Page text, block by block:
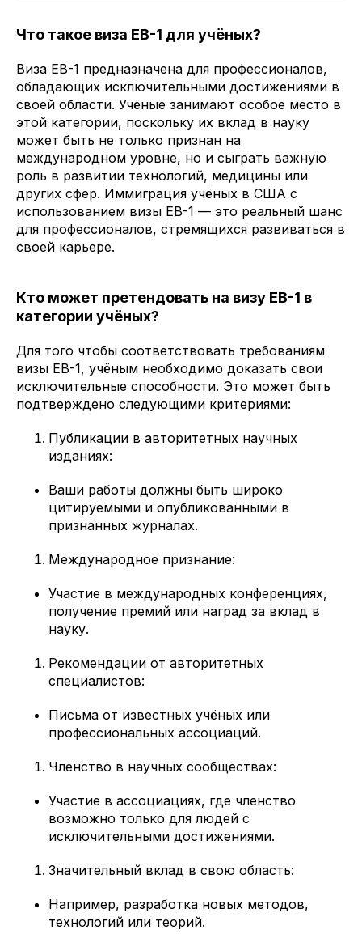
Что такое виза EB-1 для учёных?
Виза EB-1 предназначена для профессионалов,
обладающих исключительными достижениями в
своей области. Учёные занимают особое место в
этой категории, поскольку их вклад в науку
может быть не только признан на
международном уровне, но и сыграть важную
роль в развитии технологий, медицины или
других сфер. Иммиграция учёных в США с
использованием визы EB-1 — это реальный шанс
для профессионалов, стремящихся развиваться в
своей карьере.
Кто может претендовать на визу EB-1 в
категории учёных?
Для того чтобы соответствовать требованиям
визы EB-1, учёным необходимо доказать свои
исключительные способности. Это может быть
подтверждено следующими критериями:
Публикации в авторитетных научных
изданиях:
Ваши работы должны быть широко
цитируемыми и опубликованными в
признанных журналах.
Международное признание:
Участие в международных конференциях,
получение премий или наград за вклад в
науку.
Рекомендации от авторитетных
специалистов:
Письма от известных учёных или
профессиональных ассоциаций.
Членство в научных сообществах:
Участие в ассоциациях, где членство
возможно только для людей с
исключительными достижениями.
Значительный вклад в свою область:
Например, разработка новых методов,
технологий или теорий.